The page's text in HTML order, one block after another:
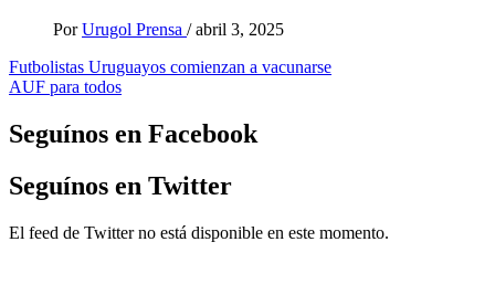
Por Urugol Prensa / abril 3, 2025
Navegación
de
entradas
Futbolistas Uruguayos comienzan a vacunarse
AUF para todos
Seguínos en Facebook
Seguínos en Twitter
El feed de Twitter no está disponible en este momento.